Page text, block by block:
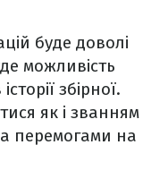
буде доволі
можливість
збірної.
як і званням
перемогами на